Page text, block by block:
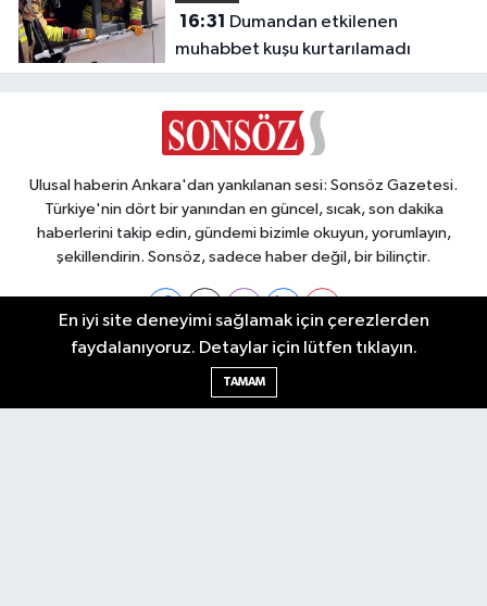
16:31
muhabbet kuşu kurtarılamadı
Ulusal haberin Ankara'dan yankılanan sesi: Sonsöz Gazetesi.
Türkiye'nin dört bir yanından en güncel, sıcak, son dakika
haberlerini takip edin, gündemi bizimle okuyun, yorumlayın,
şekillendirin. Sonsöz, sadece haber değil, bir bilinçtir.
Ankara Nöbetçi Eczaneler
En iyi site deneyimi sağlamak için çerezlerden
faydalanıyoruz. Detaylar için lütfen tıklayın.
TAMAM